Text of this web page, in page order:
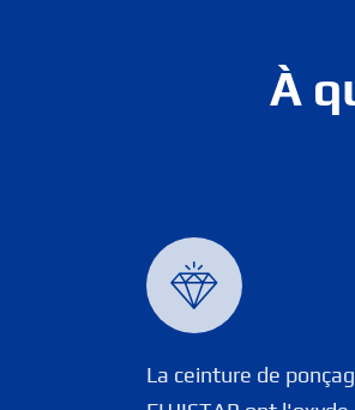
À

La ceinture de